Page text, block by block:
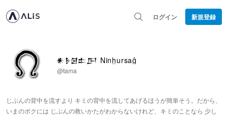
ログイン 新規登録
𒀭𒊩𒌆𒉺𒂅 Ninḫursaĝ
@tama
じぶんの背中を流すより キミの背中を流してあげるほうが簡単そう。だから、
いまのボクには じぶんの救いかたがわからないけれど、キミのことなら 少し